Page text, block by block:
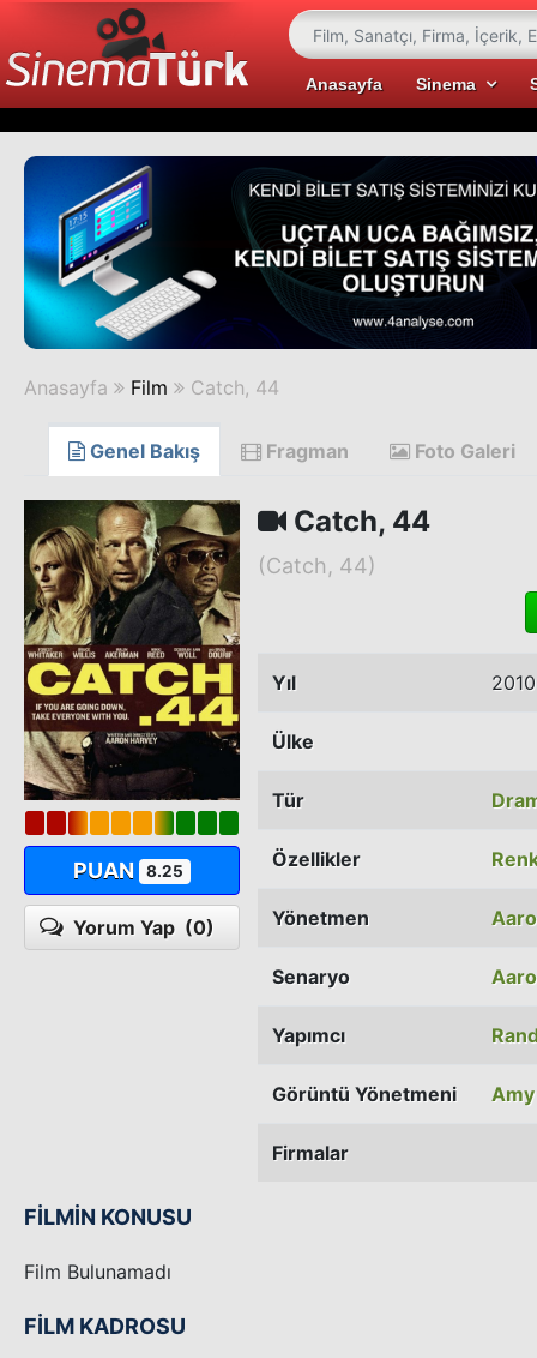
Anasayfa Sinema
Anasayfa Film Catch, 44
Genel Bakış Fragman Foto Galeri
PUAN 8.25
Yorum Yap (0)
Catch, 44
(Catch, 44)
Yıl 2010
Ülke
Tür
Özellikler
Yönetmen
Senaryo
Yapımcı
Görüntü Yönetmeni
Firmalar
FİLMİN KONUSU
Film Bulunamadı
FİLM KADROSU